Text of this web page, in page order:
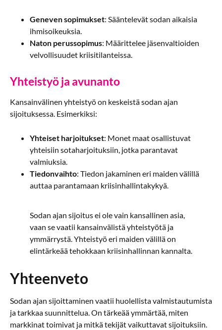
Geneven sopimukset: Sääntelevät sodan aikaisia
ihmisoikeuksia.
Naton perussopimus: Määrittelee jäsenvaltioiden
velvollisuudet kriisitilanteissa.
Yhteistyö ja avunanto
Kansainvälinen yhteistyö on keskeistä sodan ajan
sijoituksessa. Esimerkiksi:
Yhteiset harjoitukset: Monet maat osallistuvat
yhteisiin sotaharjoituksiin, jotka parantavat
valmiuksia.
Tiedonvaihto: Tiedon jakaminen eri maiden välillä
auttaa parantamaan kriisinhallintakykyä.
Sodan ajan sijoitus ei ole vain kansallinen asia,
vaan se vaatii kansainvälistä yhteistyötä ja
ymmärrystä. Yhteistyö eri maiden välillä on
elintärkeää tehokkaan kriisinhallinnan kannalta.
Yhteenveto
Sodan ajan sijoittaminen vaatii huolellista valmistautumista
ja tarkkaa suunnittelua. On tärkeää ymmärtää, miten
markkinat toimivat ja mitkä tekijät vaikuttavat sijoituksiin.